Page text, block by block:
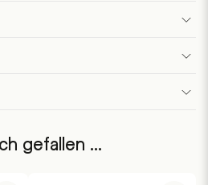
gefallen …